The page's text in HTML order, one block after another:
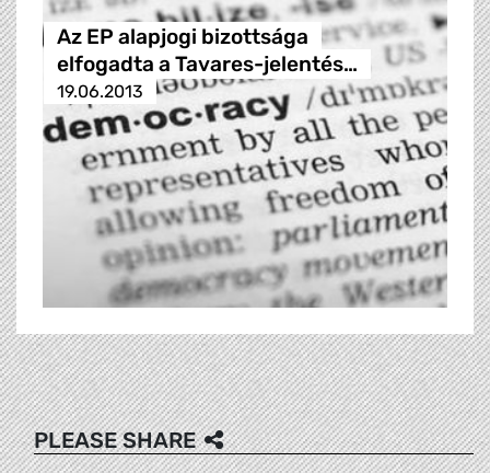
Az EP alapjogi bizottsága
elfogadta a Tavares-jelentés…
19.06.2013
PLEASE SHARE